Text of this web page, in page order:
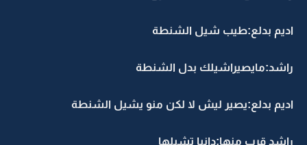
اديم بدلع:طيب شيل الشنطة
راشد:مايصيراشيلك بدل الشنطة
اديم بدلع:يصير ليش لا لكن منو يشيل الشنطة
راشد قرب منها:دانيا تشيلها